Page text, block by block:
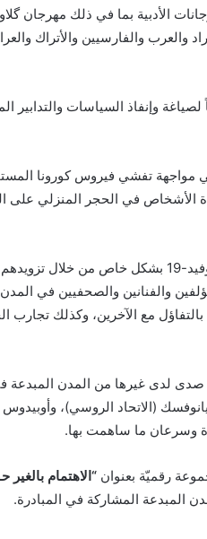
الأدبية بما في ذلك مهرجان
الأكراد والعرب والفارسيين
لصياغة وإنفاذ السياسات والتدابير
تفشي فيروس كورونا
الأشخاص في الحجر المنزلي على
تهدف المبادرة إلى دعم مرضى كوفيد-19 بشكل
والفنانين والصحفيين في
مع الآخرين، وكذلك تجارب
صدى لدى غيرها من المدن المبدعة
(الاتحاد الروسي)، وأوبيدوس
وسرعان ما ساهمت بها.
رقميّة بعنوان “الاهتمام
المبدعة المشاركة في المبادرة.